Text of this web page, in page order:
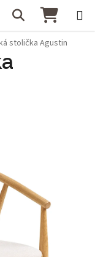
Hľadať
stolička Agustin